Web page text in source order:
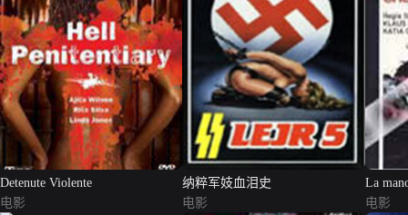
Detenute Violente
电影
纳粹军妓血泪史
电影
La
电影